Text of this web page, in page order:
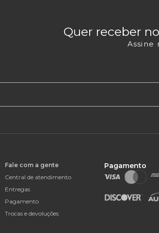
Quer receber
Assine
Fale com a gente
Central de atendimento
Entregas
Pagamento
Trocas e devoluções
Pagamento